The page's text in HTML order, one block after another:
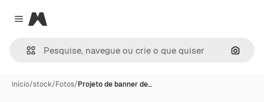
Close menu
Magnific
Início/stock/Fotos/Projeto de banner de…